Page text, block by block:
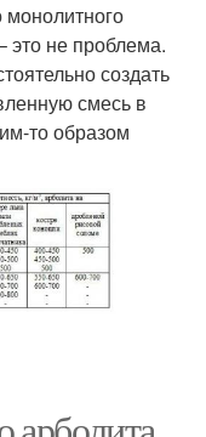
монолитного
это не проблема.
создать
смесь в
то образом